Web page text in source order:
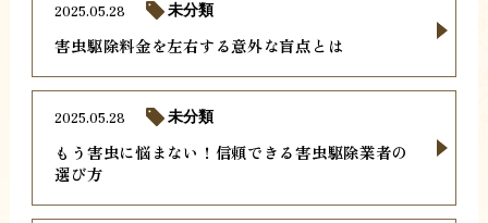
害虫駆除料金を左右する意外な盲点とは
2025.05.28 未分類
もう害虫に悩まない！信頼できる害虫駆除業者の
選び方
2025.05.28 未分類